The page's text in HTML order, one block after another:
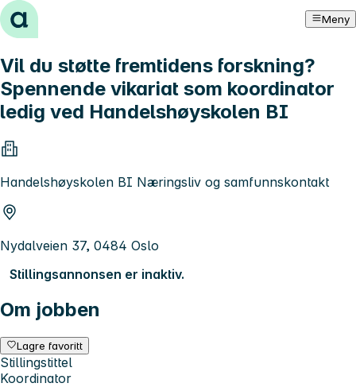
Hopp til innhold Meny
Vil du støtte fremtidens forskning?
Spennende vikariat som koordinator
ledig ved Handelshøyskolen BI
Handelshøyskolen BI Næringsliv og samfunnskontakt
Nydalveien 37, 0484 Oslo
Stillingsannonsen er inaktiv.
Om jobben
Lagre favoritt
Stillingstittel
Koordinator